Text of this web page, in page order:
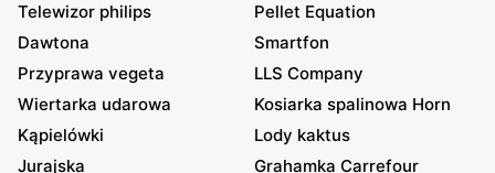
Telewizor philips
Pellet Equation
Dawtona
Smartfon
Przyprawa vegeta
LLS Company
Wiertarka udarowa
Kosiarka spalinowa Horn
Kąpielówki
Lody kaktus
Jurajska
Grahamka Carrefour